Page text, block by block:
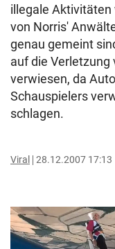
illegale
von Norris'
genau gemeint
auf die Verletzung
verwiesen, da
Schauspielers
schlagen.
Viral 28.12.2007 17:13